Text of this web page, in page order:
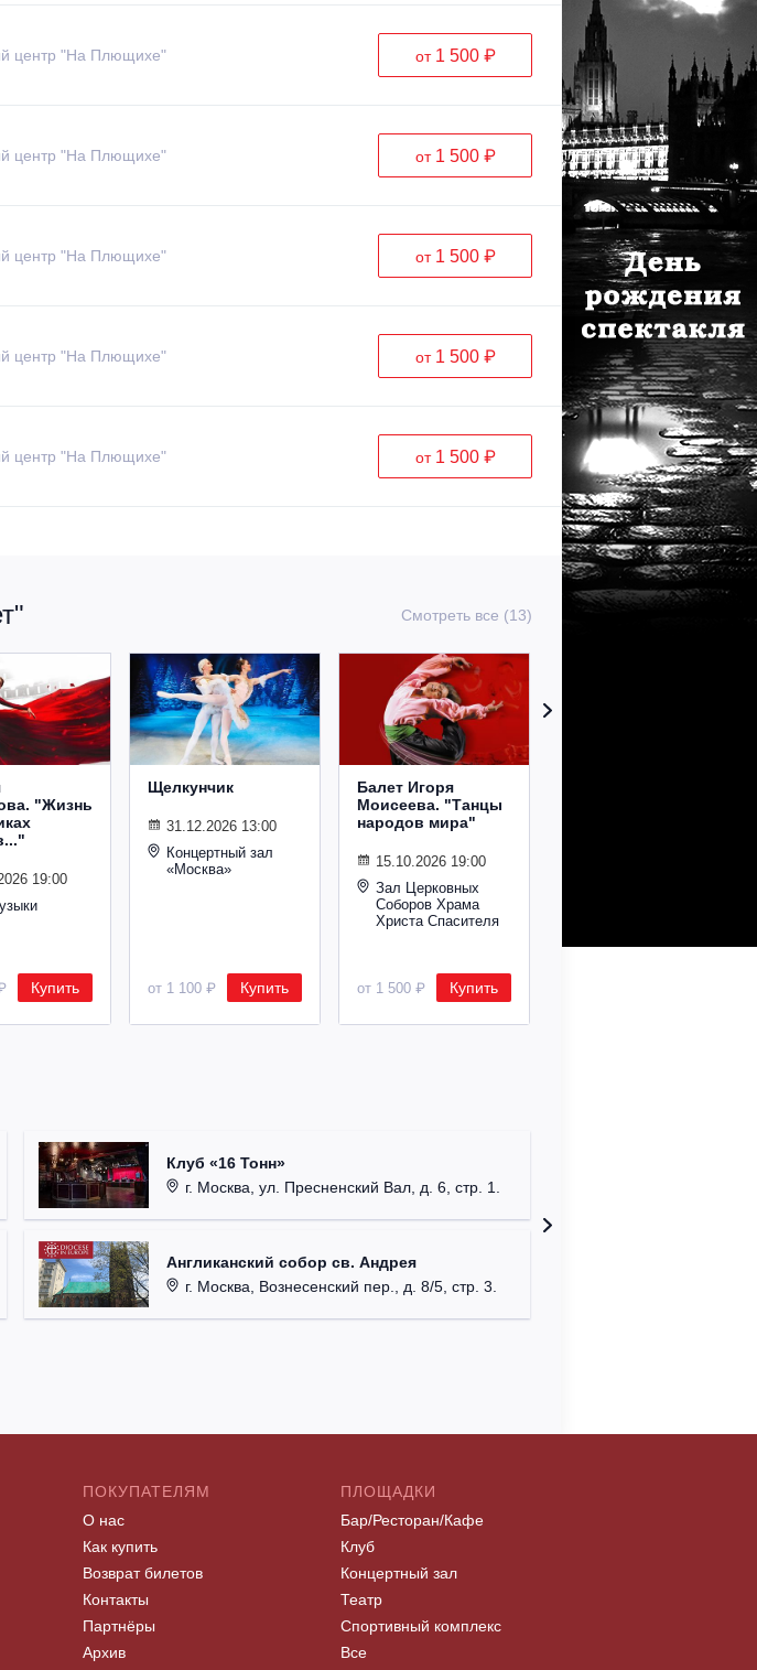
центр "На Плющихе" от 1 500 ₽
центр "На Плющихе" от 1 500 ₽
центр "На Плющихе" от 1 500 ₽
центр "На Плющихе" от 1 500 ₽
центр "На Плющихе" от 1 500 ₽
Смотреть все (13)
"Жизнь
19:00
Купить
Щелкунчик
31.12.2026 13:00
Концертный зал
«Москва»
от 1 100 ₽ Купить
Балет Игоря
Моисеева. "Танцы
народов мира"
15.10.2026 19:00
Зал Церковных
Соборов Храма
Христа Спасителя
от 1 500 ₽ Купить
Клуб «16 Тонн»
г. Москва, ул. Пресненский Вал, д. 6, стр. 1.
Англиканский собор св. Андрея
г. Москва, Вознесенский пер., д. 8/5, стр. 3.
ПОКУПАТЕЛЯМ
О нас
Как купить
Возврат билетов
Контакты
Партнёры
Архив
ПЛОЩАДКИ
Бар/Ресторан/Кафе
Клуб
Концертный зал
Театр
Спортивный комплекс
Все